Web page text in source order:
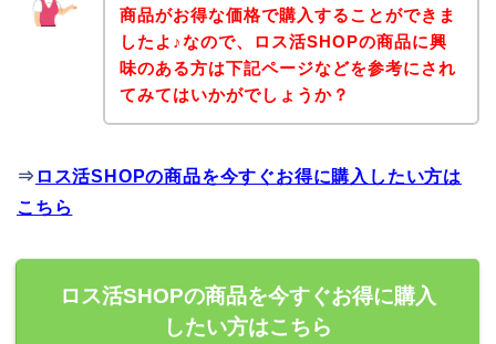
商品がお得な価格で購入することができま
したよ♪なので、ロス活SHOPの商品に興
味のある方は下記ページなどを参考にされ
てみてはいかがでしょうか？
⇒ ロス活SHOPの商品を今すぐお得に購入したい方は
こちら
ロス活SHOPの商品を今すぐお得に購入
したい方はこちら